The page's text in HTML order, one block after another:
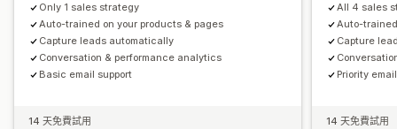
Only 1 sales strategy
Auto-trained on your products & pages
Capture leads automatically
Conversation & performance analytics
Basic email support
14 天免費試用
All 4 sales
Auto-
Capture
Priority
14 天免費試用